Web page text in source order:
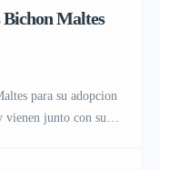
Maltes
para su adopcion
vienen junto con su
atra vez